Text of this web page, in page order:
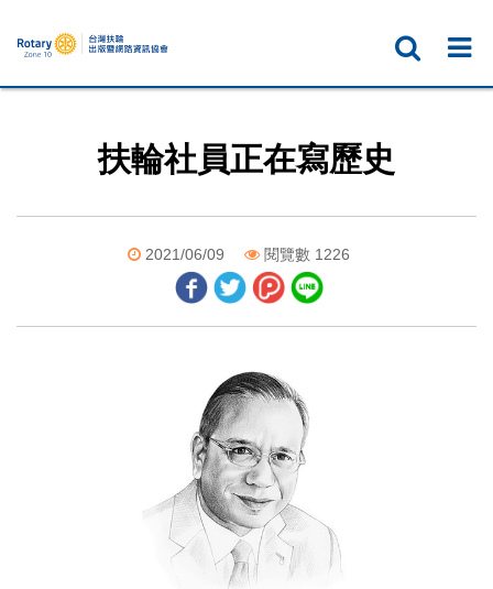
扶輪社員正在寫歷史
2021/06/09 閱覽數 1226